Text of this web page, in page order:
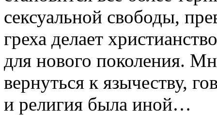
сексуальной свободы,
греха делает
для нового поколения.
вернуться к язычеству,
и религия была иной…